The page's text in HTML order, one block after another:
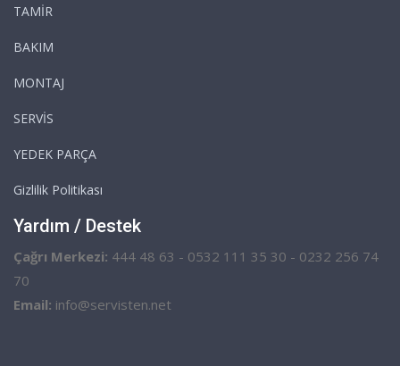
TAMİR
BAKIM
MONTAJ
SERVİS
YEDEK PARÇA
Gizlilik Politikası
Yardım / Destek
Çağrı Merkezi: 444 48 63 - 0532 111 35 30 - 0232 256 74
70
Email: info@servisten.net